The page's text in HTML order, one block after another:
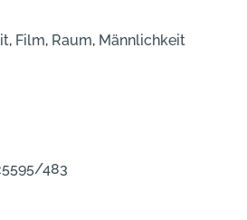
, Film, Raum, Männlichkeit
483